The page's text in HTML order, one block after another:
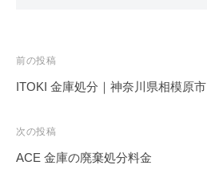
投
稿
ビ
ゲ
前の投稿
ITOKI 金庫処分｜神奈川県相模原市
次の投稿
ACE 金庫の廃棄処分料金